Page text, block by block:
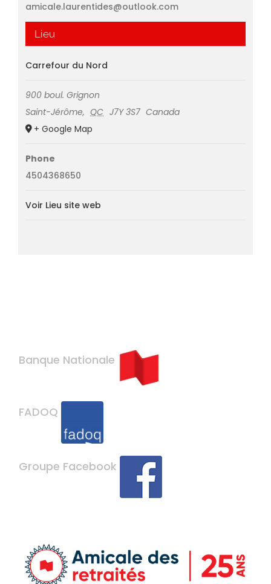
Lieu
Carrefour du Nord
900 boul. Grignon
Saint-Jérôme, QC J7Y 3S7 Canada
+ Google Map
Phone
4504368650
Voir Lieu site web
amicale.laurentides@outlook.com
Banque Nationale
FADOQ
Groupe Facebook